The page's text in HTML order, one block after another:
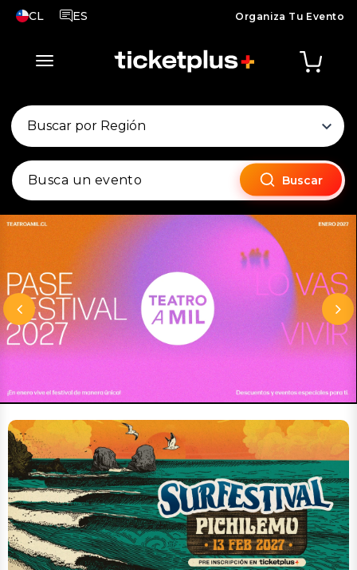
CL
País seleccionado, cambiar país
ES
Idioma seleccionado, cambiar idiomaOrganiza Tu Evento
desplegar navegación
keyboard_arrow_down
Busca un evento Buscar